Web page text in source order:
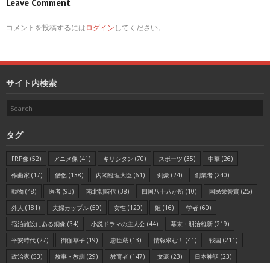
Leave Comment
コメントを投稿するにはログインしてください。
サイト内検索
タグ
FRP像 (52) アニメ像 (41) キリシタン (70) スポーツ (35) 中華 (26)
作曲家 (17) 僧侶 (138) 内閣総理大臣 (61) 剣豪 (24) 創業者 (240)
動物 (48) 医者 (93) 南北朝時代 (38) 四国八十八か所 (10) 国民栄誉賞 (25)
外人 (181) 夫婦カップル (59) 女性 (120) 姫 (16) 学者 (60)
宿泊施設にある銅像 (34) 小説ドラマの主人公 (44) 幕末・明治維新 (219)
平安時代 (27) 御伽草子 (19) 忠臣蔵 (13) 情報求む！ (41) 戦国 (211)
政治家 (53) 故事・教訓 (29) 教育者 (147) 文豪 (23) 日本神話 (23)